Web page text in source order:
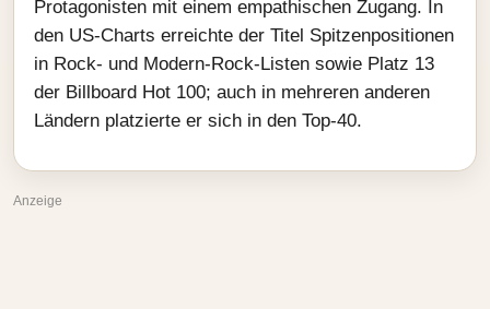
Protagonisten mit einem empathischen Zugang. In
den US‑Charts erreichte der Titel Spitzenpositionen
in Rock‑ und Modern‑Rock‑Listen sowie Platz 13
der Billboard Hot 100; auch in mehreren anderen
Ländern platzierte er sich in den Top‑40.
Anzeige